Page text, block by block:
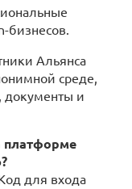
бизнесов.
Альянса
среде,
документы и
платформе
для входа